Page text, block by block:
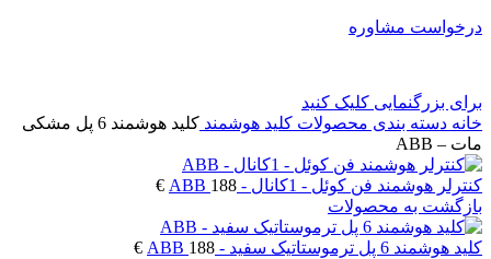
درخواست مشاوره
برای بزرگنمایی کلیک کنید
خانه دسته بندی محصولات کلید هوشمند
کلید هوشمند 6 پل مشکی
مات – ABB
کنترلر هوشمند فن کوئل - 1کانال - ABB 188
€
بازگشت به محصولات
کلید هوشمند 6 پل ترموستاتیک سفید - ABB 188
€